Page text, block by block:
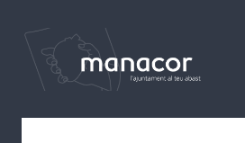
contenido
principal